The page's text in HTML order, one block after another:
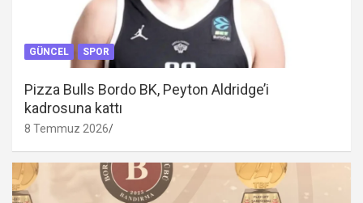
GÜNCEL SPOR
Pizza Bulls Bordo BK, Peyton Aldridge’i
kadrosuna kattı
8 Temmuz 2026